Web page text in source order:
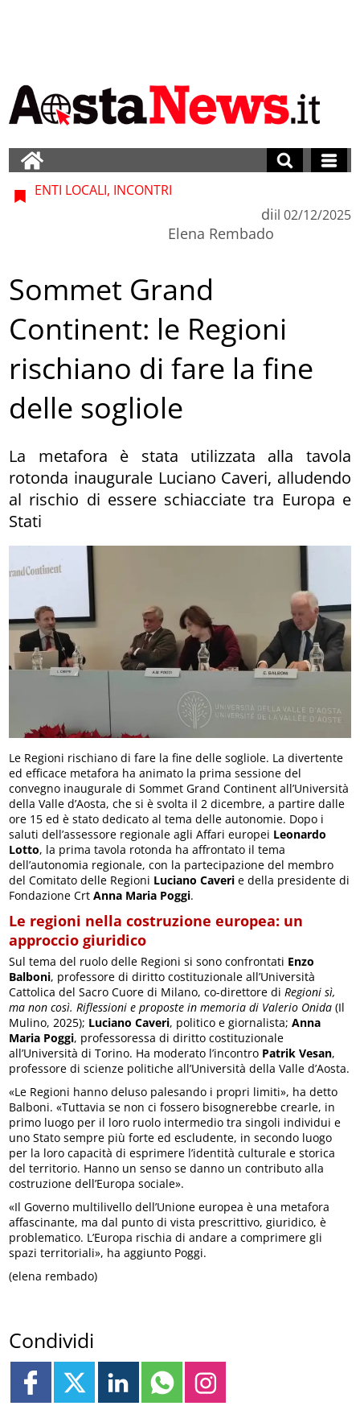
ENTI LOCALI, INCONTRI
di
Elena Rembado
il 02/12/2025
Sommet Grand
Continent: le Regioni
rischiano di fare la fine
delle sogliole
La metafora è stata utilizzata alla tavola
rotonda inaugurale Luciano Caveri, alludendo
al rischio di essere schiacciate tra Europa e
Stati
Le Regioni rischiano di fare la fine delle sogliole. La divertente
ed efficace metafora ha animato la prima sessione del
convegno inaugurale di Sommet Grand Continent all’Università
della Valle d’Aosta, che si è svolta il 2 dicembre, a partire dalle
ore 15 ed è stato dedicato al tema delle autonomie. Dopo i
saluti dell’assessore regionale agli Affari europei Leonardo
Lotto, la prima tavola rotonda ha affrontato il tema
dell’autonomia regionale, con la partecipazione del membro
del Comitato delle Regioni Luciano Caveri e della presidente di
Fondazione CrtAnna Maria Poggi.
Le regioni nella costruzione europea: un
approccio giuridico
Sul tema del ruolo delle Regioni si sono confrontati Enzo
Balboni, professore di diritto costituzionale all’Università
Cattolica del Sacro Cuore di Milano, co-direttore di Regioni sì,
ma non così. Riflessioni e proposte in memoria di Valerio Onida (Il
Mulino, 2025); Luciano Caveri, politico e giornalista;Anna
Maria Poggi, professoressa di diritto costituzionale
all’Università di Torino. Ha moderato l’incontro Patrik Vesan,
professore di scienze politiche all’Università della Valle d’Aosta.
«Le Regioni hanno deluso palesando i propri limiti», ha detto
Balboni. «Tuttavia se non ci fossero bisognerebbe crearle, in
primo luogo per il loro ruolo intermedio tra singoli individui e
uno Stato sempre più forte ed escludente, in secondo luogo
per la loro capacità di esprimere l’identità culturale e storica
del territorio. Hanno un senso se danno un contributo alla
costruzione dell’Europa sociale».
«Il Governo multilivello dell’Unione europea è una metafora
affascinante, ma dal punto di vista prescrittivo, giuridico, è
problematico. L’Europa rischia di andare a comprimere gli
spazi territoriali», ha aggiunto Poggi.
(elena rembado)
Condividi